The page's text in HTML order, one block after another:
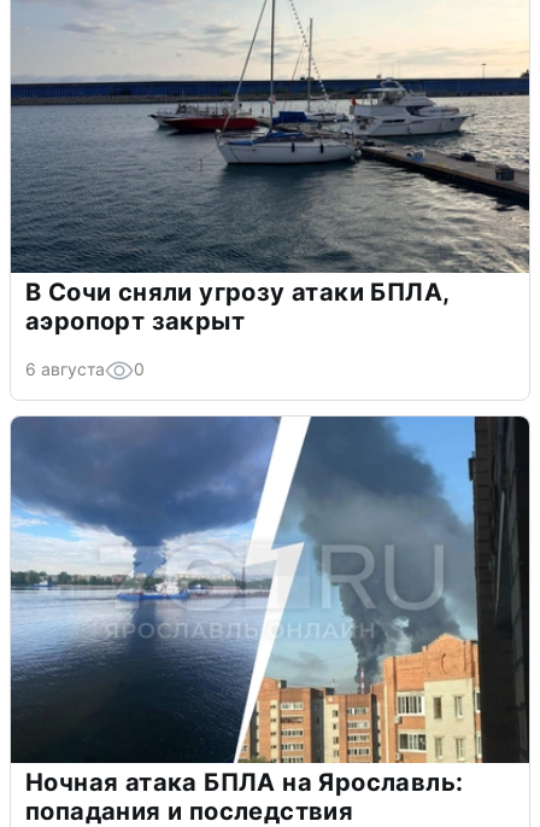
В Сочи сняли угрозу атаки БПЛА,
аэропорт закрыт
6 августа 0
Ночная атака БПЛА на Ярославль:
попадания и последствия